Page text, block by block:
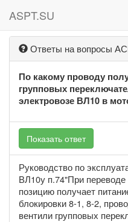
ASPT.SU
Ответы на вопросы
По какому проводу
групповых
электровозе ВЛ10 в
Показать ответ
Руководство по
ВЛ10у п.74"При переводе
позицию получает
блокировки 8-1, 8-2,
вентили групповых